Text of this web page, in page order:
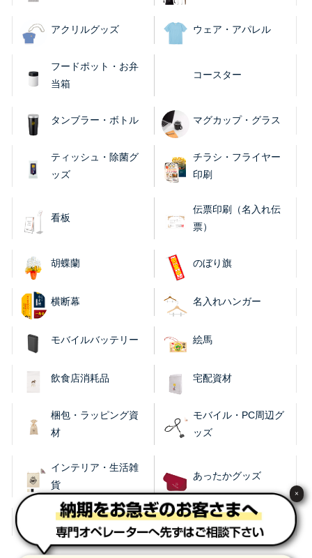
アクリルグッズ ウェア・アパレル
フードポット・お弁
当箱
コースター
タンブラー・ボトル マグカップ・グラス
ティッシュ・除菌グ
ッズ
チラシ・フライヤー
印刷
看板
伝票印刷（名入れ伝
票）
胡蝶蘭 のぼり旗
横断幕 名入れハンガー
モバイルバッテリー 絵馬
飲食店消耗品 宅配資材
梱包・ラッピング資
材
モバイル・PC周辺グ
ッズ
インテリア・生活雑
貨
あったかグッズ
レイングッズ 涼感グッズ
×